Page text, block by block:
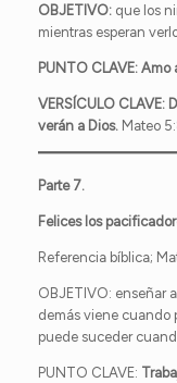
OBJETIVO: que los
mientras esperan
PUNTO CLAVE: Amo
VERSÍCULO CLAVE:
verán a Dios. Mateo
Parte 7.
Felices los
Referencia bíblica;
OBJETIVO: enseñar
demás viene cuando
puede suceder
PUNTO CLAVE: